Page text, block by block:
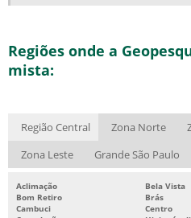
Regiões onde a
mista:
Região Central Zona Norte
Zona Leste
Grande São Paulo
Aclimação
Bela Vista
Bom Retiro
Brás
Cambuci
Centro